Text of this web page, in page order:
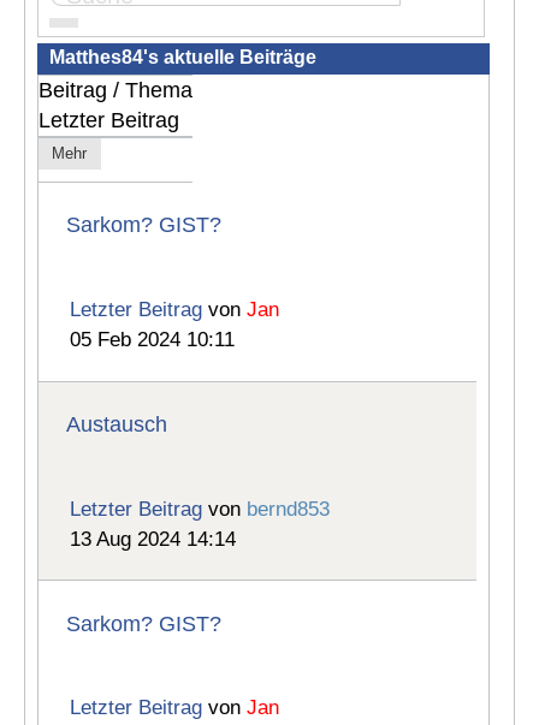
Seite:
Matthes84's aktuelle Beiträge
Beitrag / Thema
Letzter Beitrag
Mehr
Sarkom? GIST?
Letzter Beitrag vonJan
05 Feb 2024 10:11
Austausch
Letzter Beitrag von bernd853
13 Aug 2024 14:14
Sarkom? GIST?
Letzter Beitrag vonJan